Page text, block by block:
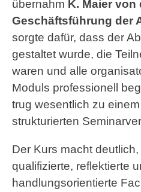
übernahm K. Maier von
Geschäftsführung der
sorgte dafür, dass der
gestaltet wurde, die
waren und alle
Moduls professionell
trug wesentlich zu
strukturierten
Der Kurs macht deutlich,
qualifizierte, reflektierte
handlungsorientierte